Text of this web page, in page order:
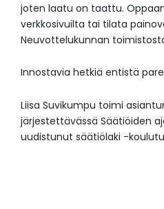
joten laatu on taattu.
verkkosivuilta tai tilata
Neuvottelukunnan
Innostavia hetkiä entistä
Liisa Suvikumpu toimi
järjestettävässä Säätiöiden
uudistunut säätiölaki -